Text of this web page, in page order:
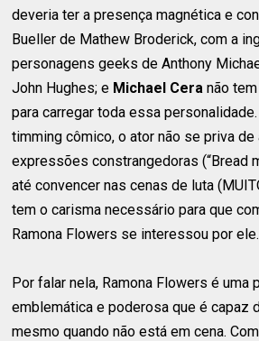
deveria ter a presença magnética e
Bueller de Mathew Broderick, com a
personagens geeks de Anthony
John Hughes; e Michael Cera não
para carregar toda essa
timming cômico, o ator não se priva
expressões constrangedoras (“Bread
até convencer nas cenas de luta
tem o carisma necessário para que
Ramona Flowers se interessou por ele.
Por falar nela, Ramona Flowers é uma
emblemática e poderosa que é capaz
mesmo quando não está em cena.